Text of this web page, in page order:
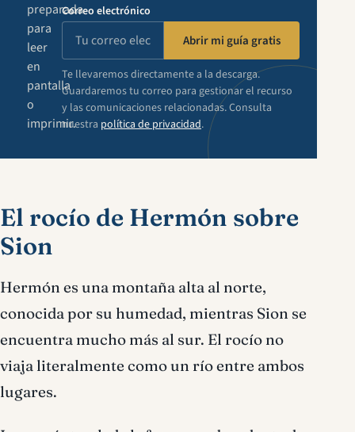
preparada
para
leer
en
pantalla
o
imprimir.
Correo electrónico
Abrir mi guía gratis
Te llevaremos directamente a la descarga.
Guardaremos tu correo para gestionar el recurso
y las comunicaciones relacionadas. Consulta
nuestra política de privacidad.
El rocío de Hermón sobre
Sion
Hermón es una montaña alta al norte,
conocida por su humedad, mientras Sion se
encuentra mucho más al sur. El rocío no
viaja literalmente como un río entre ambos
lugares.